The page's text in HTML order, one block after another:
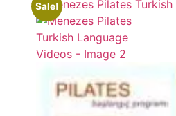
Sale!